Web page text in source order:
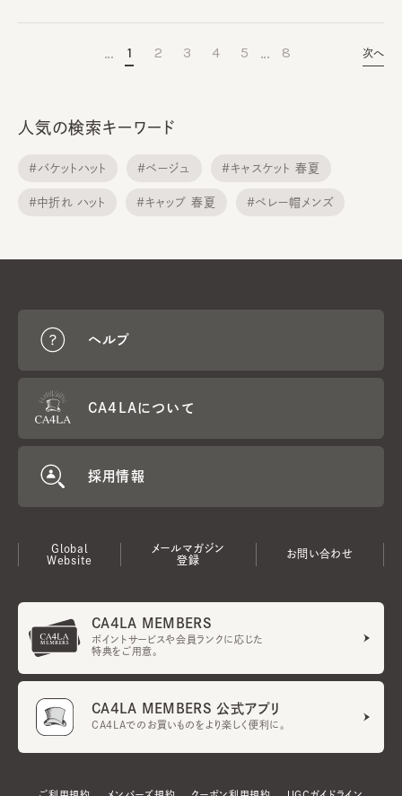
… 1 2 3 4 5 … 8 次へ
人気の検索キーワード
#バケットハット #ベージュ #キャスケット 春夏
#中折れ ハット #キャップ 春夏 #ベレー帽メンズ
ヘルプ
CA4LAについて
採用情報
Global
Website
メールマガジン
登録
お問い合わせ
CA4LA MEMBERS
ポイントサービスや会員ランクに応じた
特典をご用意。
CA4LA MEMBERS 公式アプリ
CA4LAでのお買いものをより楽しく便利に。